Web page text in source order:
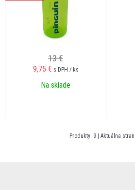
13 €
9,75 € s DPH / ks
Na sklade
Produkty: 9 | Aktuálna